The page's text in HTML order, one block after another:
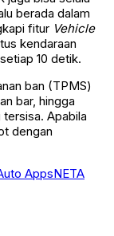
berada dalam
fitur Vehicle
kendaraan
10 detik.
ban (TPMS)
bar, hingga
Apabila
dengan
AppsNETA